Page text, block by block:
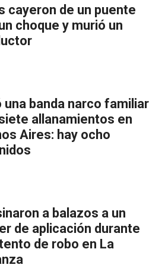
cayeron de un puente
choque y murió un
una banda narco familiar
allanamientos en
Aires: hay ocho
a balazos a un
de aplicación durante
de robo en La